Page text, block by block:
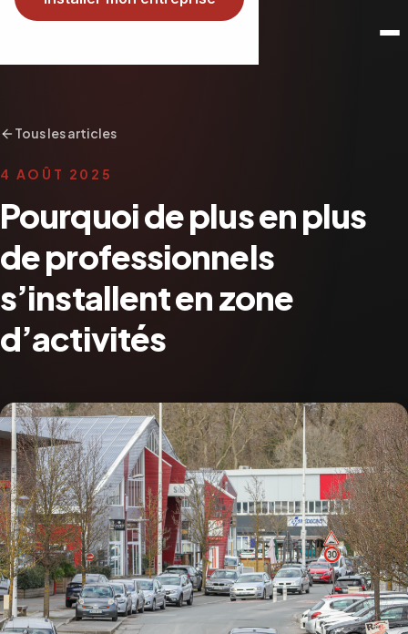
Tous les articles
4 AOÛT 2025
Pourquoi de plus en plus
de professionnels
s’installent en zone
d’activités